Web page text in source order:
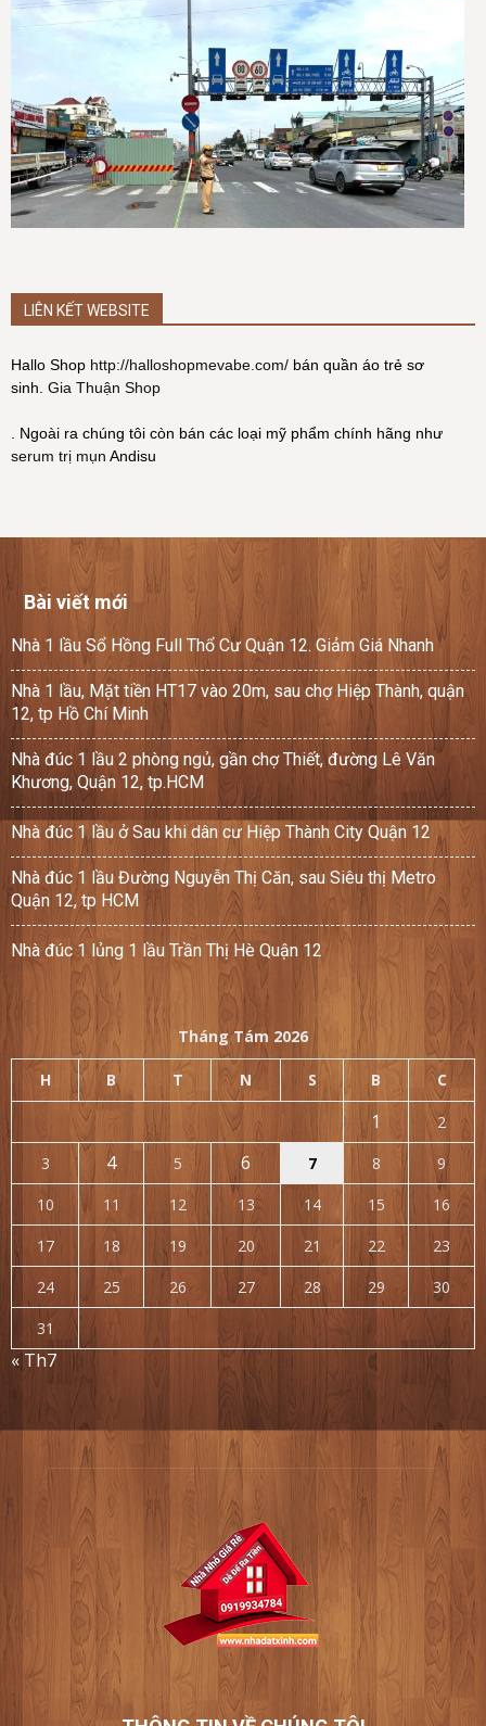
LIÊN KẾT WEBSITE
Hallo Shop http://halloshopmevabe.com/ bán quần áo trẻ sơ
sinh. Gia Thuận Shop
. Ngoài ra chúng tôi còn bán các loại mỹ phẩm chính hãng như
serum trị mụn Andisu
Bài viết mới
Nhà 1 lầu Sổ Hồng Full Thổ Cư Quận 12. Giảm Giá Nhanh
Nhà 1 lầu, Mặt tiền HT17 vào 20m, sau chợ Hiệp Thành, quận
12, tp Hồ Chí Minh
Nhà đúc 1 lầu 2 phòng ngủ, gần chợ Thiết, đường Lê Văn
Khương, Quận 12, tp.HCM
Nhà đúc 1 lầu ở Sau khi dân cư Hiệp Thành City Quận 12
Nhà đúc 1 lầu Đường Nguyễn Thị Căn, sau Siêu thị Metro
Quận 12, tp HCM
Nhà đúc 1 lủng 1 lầu Trần Thị Hè Quận 12
Tháng Tám 2026
H B T N S B C
1
2
3
4 5 6 7 8
9
10
11 12 13 14 15
16
17
18 19 20 21 22
23
24
25 26 27 28 29
30
31
« Th7